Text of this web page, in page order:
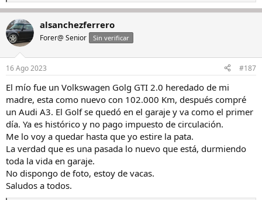
e
c
c
i
e
:
alsanchezferrero
Forer@ Senior Sin verificar
16 Ago 2023 #187
El mío fue un Volkswagen Golg GTI 2.0 heredado de mi
madre, esta como nuevo con 102.000 Km, después compré
un Audi A3. El Golf se quedó en el garaje y va como el primer
día. Ya es histórico y no pago impuesto de circulación.
Me lo voy a quedar hasta que yo estire la pata.
La verdad que es una pasada lo nuevo que está, durmiendo
toda la vida en garaje.
No dispongo de foto, estoy de vacas.
Saludos a todos.